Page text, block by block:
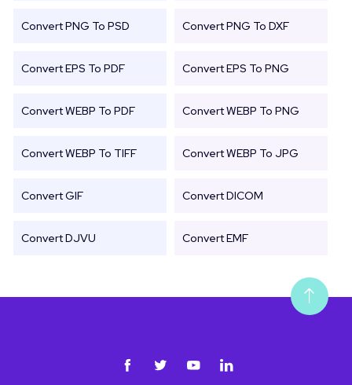
Convert PNG To PSD Convert PNG To DXF
Convert EPS To PDF Convert EPS To PNG
Convert WEBP To PDF Convert WEBP To PNG
Convert WEBP To TIFF Convert WEBP To JPG
Convert GIF Convert DICOM
Convert DJVU Convert EMF